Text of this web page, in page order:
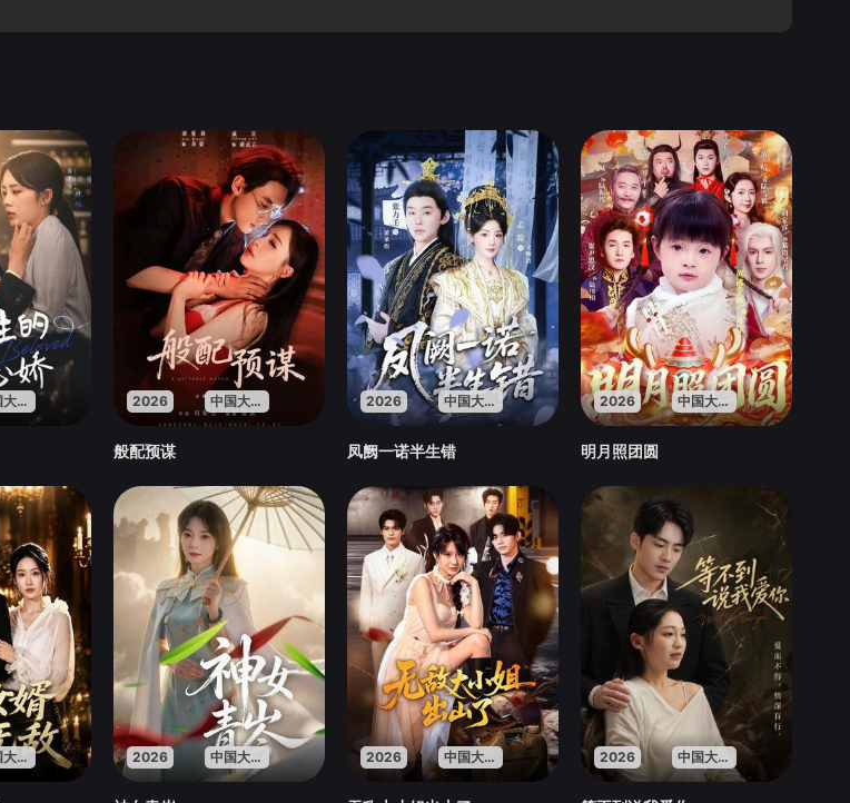
中国大陆 2026 中国大陆
般配预谋
2026 中国大陆
凤阙一诺半生错
2026 中国大陆
明月照团圆
中国大陆 2026 中国大陆 2026 中国大陆 2026 中国大陆